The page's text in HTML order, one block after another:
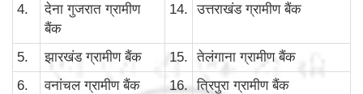
4.
देना गुजरात ग्रामीण
बैंक
14. उत्तराखंड ग्रामीण बैंक
5. झारखंड ग्रामीण बैंक 15.
तेलंगाना ग्रामीण बैंक
6.
वनांचल ग्रामीण बैंक
16. त्रिपुरा ग्रामीण बैंक